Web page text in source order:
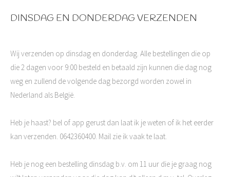
DINSDAG EN DONDERDAG VERZENDEN
Wij verzenden op dinsdag en donderdag. Alle bestellingen die op
die 2 dagen voor 9:00 besteld en betaald zijn kunnen die dag nog
weg en zullend de volgende dag bezorgd worden zowel in
Nederland als België.
Heb je haast? bel of app gerust dan laat ik je weten of ik het eerder
kan verzenden. 0642360400. Mail zie ik vaak te laat.
Heb je nog een bestelling dinsdag b.v. om 11 uur die je graag nog